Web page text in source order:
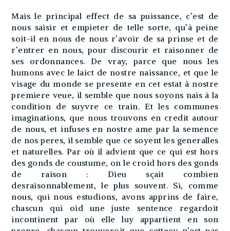
Mais le principal effect de sa puissance, c’est de
nous saisir et empieter de telle sorte, qu’à peine
soit-il en nous de nous r’avoir de sa prinse et de
r’entrer en nous, pour discourir et raisonner de
ses ordonnances. De vray, parce que nous les
humons avec le laict de nostre naissance, et que le
visage du monde se presente en cet estat à nostre
premiere veue, il semble que nous soyons nais à la
condition de suyvre ce train. Et les communes
imaginations, que nous trouvons en credit autour
de nous, et infuses en nostre ame par la semence
de nos peres, il semble que ce soyent les generalles
et naturelles. Par où il advient que ce qui est hors
des gonds de coustume, on le croid hors des gonds
de raison : Dieu sçait combien
desraisonnablement, le plus souvent. Si, comme
nous, qui nous estudions, avons apprins de faire,
chascun qui oid une juste sentence regardoit
incontinent par où elle luy appartient en son